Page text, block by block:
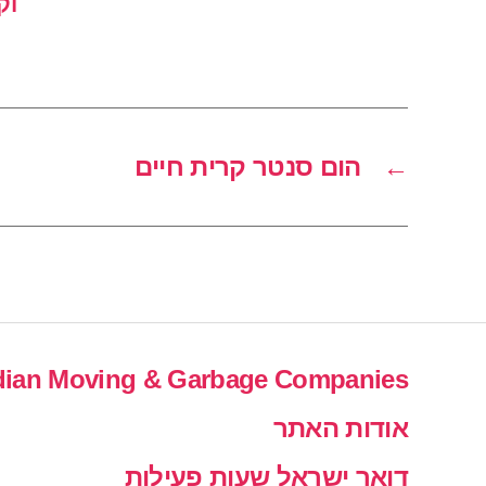
← הום סנטר קרית חיים
Moving & Garbage Companies
אודות האתר
דואר ישראל שעות פעילות